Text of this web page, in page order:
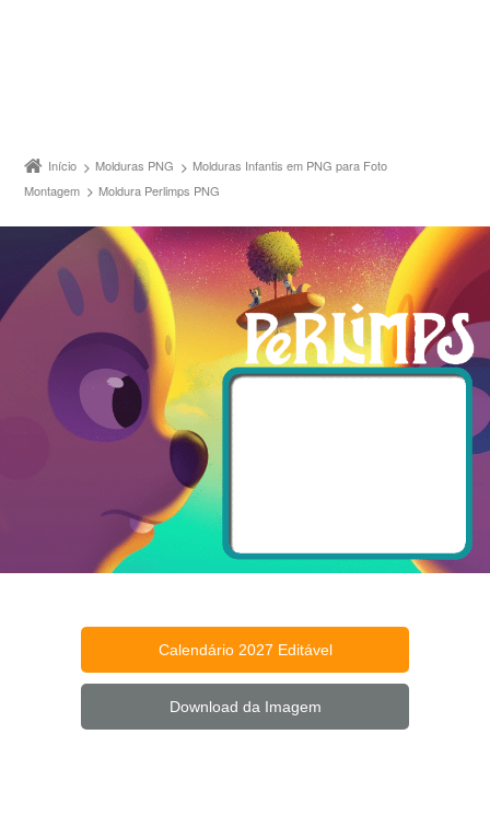
Início Molduras PNG
Molduras Infantis em PNG para Foto
Montagem
Moldura Perlimps PNG
Calendário 2027 Editável
Download da Imagem